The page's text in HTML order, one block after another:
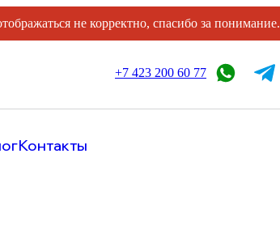
не корректно, спасибо за понимание.
+7 423 200 60 77
Контакты